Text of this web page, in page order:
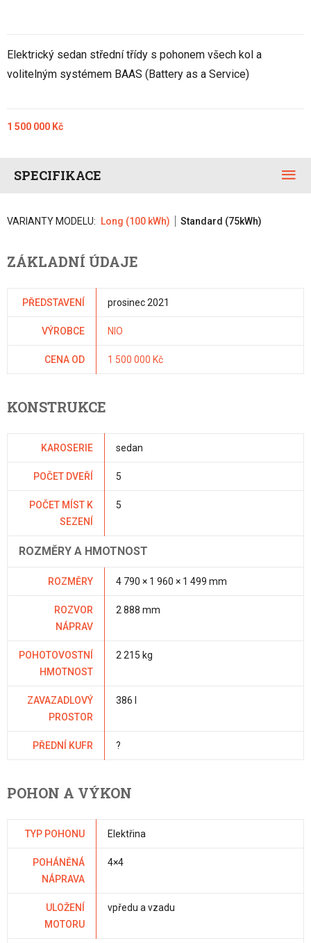
Elektrický sedan střední třídy s pohonem všech kol a
volitelným systémem BAAS (Battery as a Service)
1 500 000 Kč
SPECIFIKACE
VARIANTY MODELU: Long (100 kWh) Standard (75kWh)
ZÁKLADNÍ ÚDAJE
PŘEDSTAVENÍ prosinec 2021
VÝROBCE NIO
CENA OD 1 500 000 Kč
KONSTRUKCE
KAROSERIE sedan
POČET DVEŘÍ 5
POČET MÍST K
SEZENÍ
5
ROZMĚRY A HMOTNOST
ROZMĚRY 4 790 × 1 960 × 1 499 mm
ROZVOR
NÁPRAV
2 888 mm
POHOTOVOSTNÍ
HMOTNOST
2 215 kg
ZAVAZADLOVÝ
PROSTOR
386 l
PŘEDNÍ KUFR ?
POHON A VÝKON
TYP POHONU Elektřina
POHÁNĚNÁ
NÁPRAVA
4×4
ULOŽENÍ
MOTORU
vpředu a vzadu